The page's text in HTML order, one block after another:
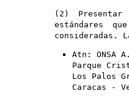
(2)
estándares
consideradas.
Atn: ONSA
Parque
Los Palos
Caracas -